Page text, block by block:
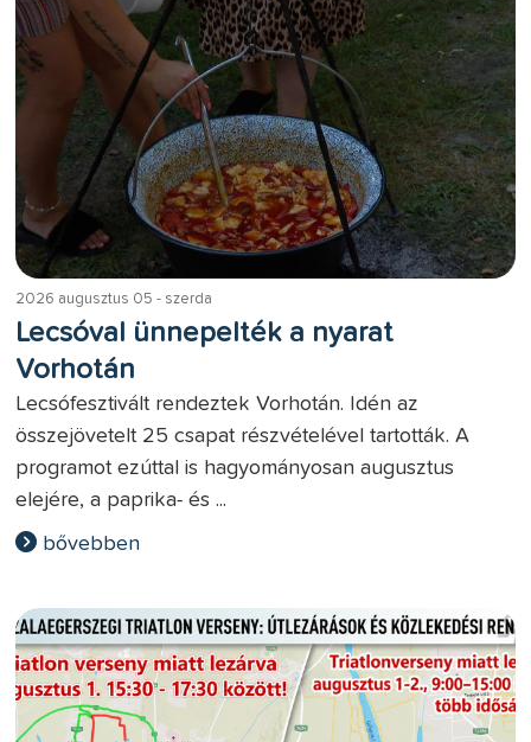
2026 augusztus 05 - szerda
Lecsóval ünnepelték a nyarat
Vorhotán
Lecsófesztivált rendeztek Vorhotán. Idén az
összejövetelt 25 csapat részvételével tartották. A
programot ezúttal is hagyományosan augusztus
elejére, a paprika- és ...
bővebben